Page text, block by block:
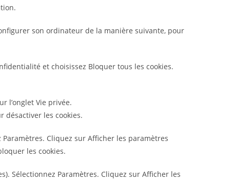
son ordinateur de la manière suivante, pour
et choisissez Bloquer tous les cookies.
l’onglet Vie privée.
désactiver les cookies.
Cliquez sur Afficher les paramètres
les cookies.
Sélectionnez Paramètres. Cliquez sur Afficher les